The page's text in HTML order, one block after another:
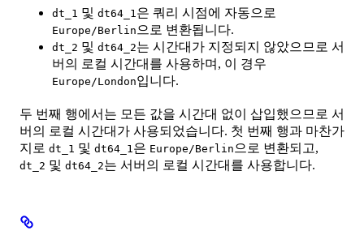
dt_1 및 dt64_1 은 쿼리 시점에 자동으로
Europe/Berlin 으로 변환됩니다.
dt_2 및 dt64_2는 시간대가 지정되지 않았으므로 서
버의 로컬 시간대를 사용하며, 이 경우
Europe/London입니다.
두 번째 행에서는 모든 값을 시간대 없이 삽입했으므로 서
버의 로컬 시간대가 사용되었습니다. 첫 번째 행과 마찬가
지로 dt_1 및 dt64_1 은 Europe/Berlin 으로 변환되고,
dt_2 및 dt64_2는 서버의 로컬 시간대를 사용합니다.